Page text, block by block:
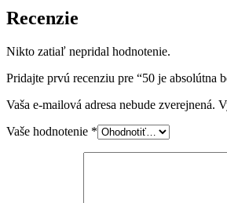
Recenzie
Nikto zatiaľ nepridal hodnotenie.
Pridajte prvú recenziu pre “50 je absolútna
Vaša e-mailová adresa nebude zverejnená.
Vaše hodnotenie *